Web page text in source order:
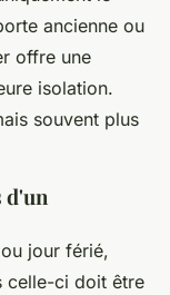
ancienne ou
offre une
isolation.
souvent plus
d'un
jour férié,
celle-ci doit être